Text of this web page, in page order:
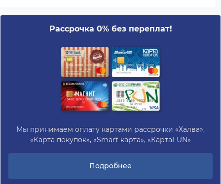
Рассрочка 0% без переплат!
Мы принимаем оплату картами рассрочки «Халва»,
«Карта покупок», «Smart карта», «КартаFUN»
Подробнее